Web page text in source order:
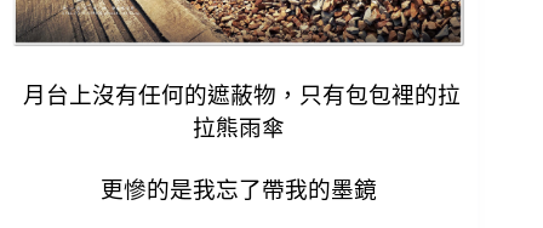
月台上沒有任何的遮蔽物，只有包包裡的拉
拉熊雨傘
更慘的是我忘了帶我的墨鏡